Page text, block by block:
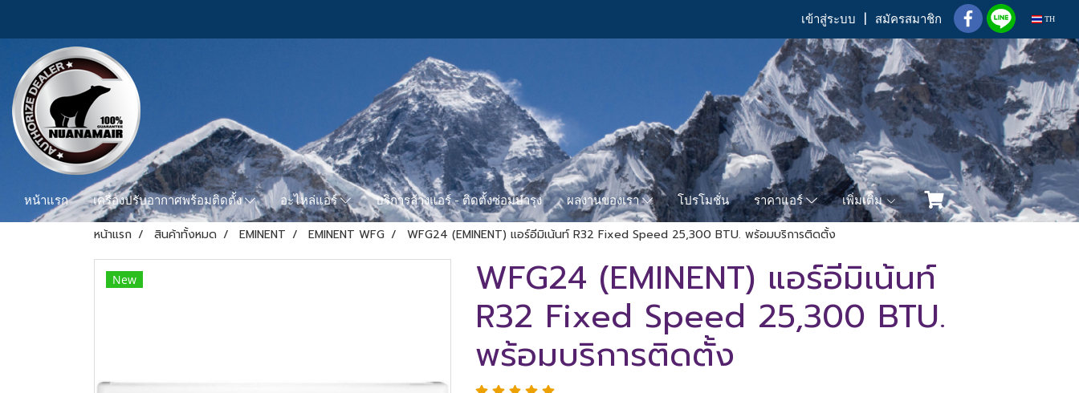
เข้าสู่ระบบ สมัครสมาชิก TH
หน้าแรก เครื่องปรับอากาศพร้อมติดตั้ง อะไหล่แอร์ บริการล้างแอร์ - ติดตั้งซ่อมบำรุง ผลงานของเรา โปรโมชั่น ราคาแอร์ เพิ่มเติม
หน้าแรก สินค้าทั้งหมด EMINENT EMINENT WFG WFG24 (EMINENT) แอร์อีมิเน้นท์ R32 Fixed Speed 25,300 BTU. พร้อมบริการติดตั้ง
New WFG24 (EMINENT) แอร์อีมิเน้นท์
R32 Fixed Speed 25,300 BTU.
พร้อมบริการติดตั้ง